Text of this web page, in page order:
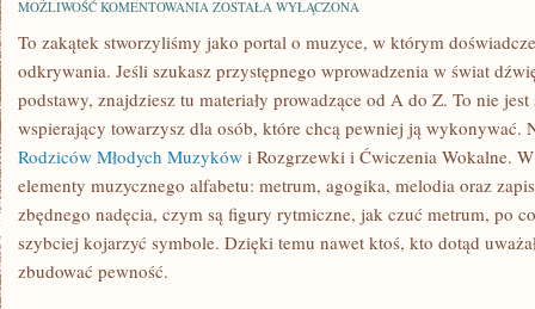
MOŻLIWOŚĆ KOMENTOWANIA MUZYKA
I
ZOSTAŁA WYŁĄCZONA
To zakątek stworzyliśmy jako portal o muzyce, w którym
odkrywania. Jeśli szukasz przystępnego wprowadzenia w świat
podstawy, znajdziesz tu materiały prowadzące od A do Z. To nie
wspierający towarzysz dla osób, które chcą pewniej ją wykonywać.
Rodziców Młodych Muzyków i Rozgrzewki i Ćwiczenia Wokalne.
elementy muzycznego alfabetu: metrum, agogika, melodia oraz
zbędnego nadęcia, czym są figury rytmiczne, jak czuć metrum, po
szybciej kojarzyć symbole. Dzięki temu nawet ktoś, kto dotąd
zbudować pewność.